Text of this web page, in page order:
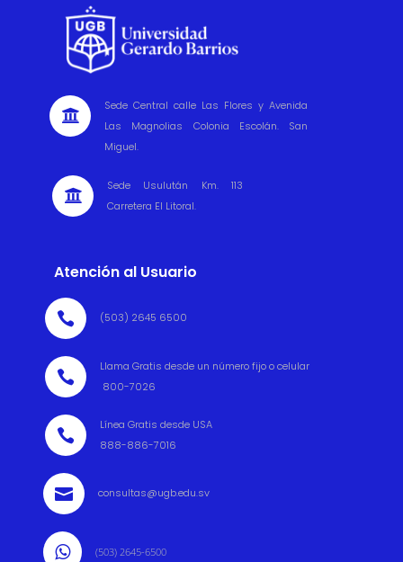

Sede Central calle Las Flores y Avenida
Las Magnolias Colonia Escolán. San
Miguel.

Sede Usulután Km. 113
Carretera El Litoral.
Atención al Usuario
 (503) 2645 6500

Llama Gratis desde un número fijo o celular
800-7026

Línea Gratis desde USA
888-886-7016
 consultas@ugb.edu.sv
 (503) 2645-6500